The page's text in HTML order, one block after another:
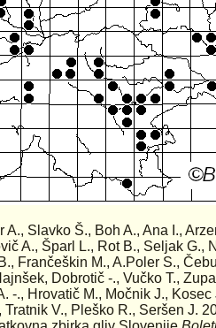
Slavko Š., Boh A., Ana I.,
A., Šparl L., Rot B., Seljak G.,
Frančeškin M., A.Poler S.,
Dobrotič -., Vučko T.,
-., Hrovatič M., Močnik J.,
Tratnik V., Pleško R., Seršen J.